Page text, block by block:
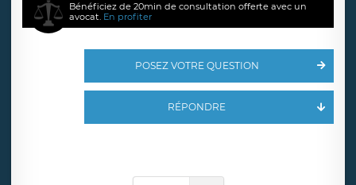
Bénéficiez de 20min de consultation offerte avec un
avocat. En profiter
POSEZ VOTRE QUESTION
RÉPONDRE